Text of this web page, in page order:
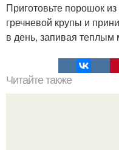
Приготовьте порошок
гречневой крупы и
в день, запивая теплым
Читайте также